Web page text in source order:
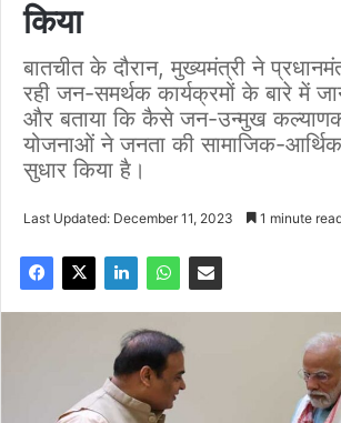
किया
बातचीत के दौरान, मुख्यमंत्री ने
रही जन-समर्थक कार्यक्रमों के बारे में
और बताया कि कैसे जन-उन्मुख
योजनाओं ने जनता की सामाजिक-
सुधार किया है।
Last Updated: December 11, 2023 1 minute